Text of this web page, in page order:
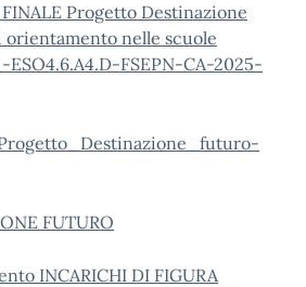
Progetto Destinazione
nelle scuole
ESO4.6.A4.D-FSEPN-CA-2025-
FUTURO
INCARICHI DI FIGURA